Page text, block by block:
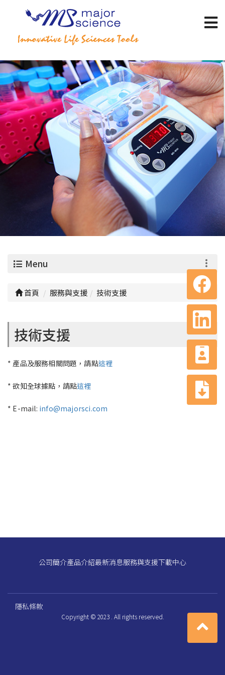
Menu
首頁 服務與支援 技術支援
技術支援
* 產品及服務相關問題，請點這裡
* 欲知全球據點，請點這裡
* E-mail: info@majorsci.com
公司簡介產品介紹最新消息服務與支援下載中心
隱私條款
Copyright © 2023 . All rights reserved.